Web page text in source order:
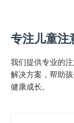
专注儿童注
我们提供专业的
解决方案，帮助
健康成长。